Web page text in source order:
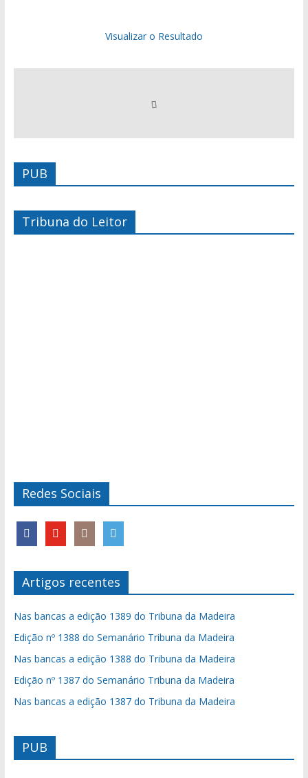
Visualizar o Resultado
PUB
Tribuna do Leitor
Redes Sociais
Artigos recentes
Nas bancas a edição 1389 do Tribuna da Madeira
Edição nº 1388 do Semanário Tribuna da Madeira
Nas bancas a edição 1388 do Tribuna da Madeira
Edição nº 1387 do Semanário Tribuna da Madeira
Nas bancas a edição 1387 do Tribuna da Madeira
PUB